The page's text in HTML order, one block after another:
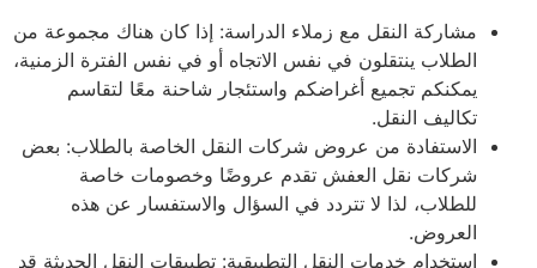
مشاركة النقل مع زملاء الدراسة: إذا كان هناك مجموعة من
الطلاب ينتقلون في نفس الاتجاه أو في نفس الفترة الزمنية،
يمكنكم تجميع أغراضكم واستئجار شاحنة معًا لتقاسم
تكاليف النقل.
الاستفادة من عروض شركات النقل الخاصة بالطلاب: بعض
شركات نقل العفش تقدم عروضًا وخصومات خاصة
للطلاب، لذا لا تتردد في السؤال والاستفسار عن هذه
العروض.
استخدام خدمات النقل التطبيقية: تطبيقات النقل الحديثة قد